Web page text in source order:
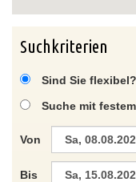
Suchkriterien
Sind Sie
Suche mit
Von
Bis